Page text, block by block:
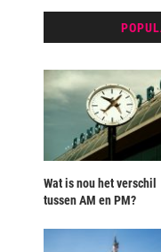
Wat is nou het verschil
tussen AM en PM?